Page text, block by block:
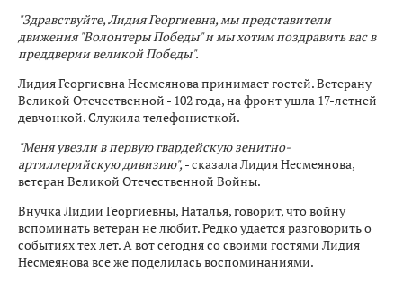
"Здравствуйте, Лидия Георгиевна, мы представители
движения "Волонтеры Победы" и мы хотим поздравить вас в
преддверии великой Победы".
Лидия Георгиевна Несмеянова принимает гостей. Ветерану
Великой Отечественной - 102 года, на фронт ушла 17-летней
девчонкой. Служила телефонисткой.
"Меня увезли в первую гвардейскую зенитно-
артиллерийскую дивизию", - сказала Лидия Несмеянова,
ветеран Великой Отечественной Войны.
Внучка Лидии Георгиевны, Наталья, говорит, что войну
вспоминать ветеран не любит. Редко удается разговорить о
событиях тех лет. А вот сегодня со своими гостями Лидия
Несмеянова все же поделилась воспоминаниями.